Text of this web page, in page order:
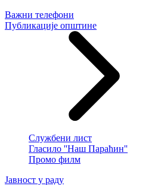
Важни телефони
Публикације општине
Службени лист
Гласило ''Наш Параћин''
Промо филм
Јавност у раду